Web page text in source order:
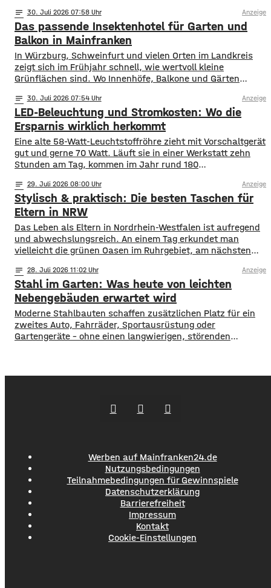
notes 30. Juli 2026 07:58 Anzeige
Das passende Insektenhotel für Garten und
Balkon in Mainfranken
In Würzburg, Schweinfurt und vielen Orten im Landkreis
zeigt sich im Frühjahr schnell, wie wertvoll kleine
Grünflächen sind. Wo Innenhöfe, Balkone und Gärten
viele Insektenarten unter Druck: Versiegelte Flächen, sehr
aufgeräumte Beete und weniger heimische Blühpflanzen
nehmen ihnen Nistplätze und Rückzugsräume. Ein
Insektenhotel in Mainfranken ist keine Wunderlösung, kann
notes 30. Juli 2026 07:54 Anzeige
LED-Beleuchtung und Stromkosten: Wo die
Ersparnis wirklich herkommt
Eine alte 58-Watt-Leuchtstoffröhre zieht mit Vorschaltgerät
gut und gerne 70 Watt. Läuft sie in einer Werkstatt zehn
Stunden am Tag, kommen im Jahr rund 180
Leuchten sind das über 7.000 Kilowattstunden – nur fürs
Licht. Die Rechnung ist einfacher als ihr Ruf Man braucht
dafür keine Software. Leistung in
notes 29. Juli 2026 08:00 Anzeige
Stylisch & praktisch: Die besten Taschen für
Eltern in NRW
Das Leben als Eltern in Nordrhein-Westfalen ist aufregend
und abwechslungsreich. An einem Tag erkundet man
vielleicht die grünen Oasen im Ruhrgebiet, am nächsten
Düsseldorf. Spontaneität ist gefragt, aber gute
Vorbereitung ist alles. Wer mit Kindern unterwegs ist,
weiß, dass man für alle Eventualitäten gewappnet sein
muss –
notes 28. Juli 2026 11:02 Anzeige
Stahl im Garten: Was heute von leichten
Nebengebäuden erwartet wird
Moderne Stahlbauten schaffen zusätzlichen Platz für ein
zweites Auto, Fahrräder, Sportausrüstung oder
Gartengeräte – ohne einen langwierigen, störenden
Werben auf Mainfranken24.de
Nutzungsbedingungen
Teilnahmebedingungen für Gewinnspiele
Datenschutzerklärung
Barrierefreiheit
Impressum
Kontakt
Cookie-Einstellungen